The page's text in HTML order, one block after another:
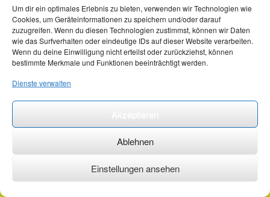
Um dir ein optimales Erlebnis zu bieten, verwenden wir Technologien wie
Cookies, um Geräteinformationen zu speichern und/oder darauf
zuzugreifen. Wenn du diesen Technologien zustimmst, können wir Daten
wie das Surfverhalten oder eindeutige IDs auf dieser Website verarbeiten.
Wenn du deine Einwilligung nicht erteilst oder zurückziehst, können
bestimmte Merkmale und Funktionen beeinträchtigt werden.
Dienste verwalten
Ablehnen
Einstellungen ansehen
©2026 ·erstehilfekurs-mauch.de ·AGB ·Datenschutzerklärung ·Impressum ·